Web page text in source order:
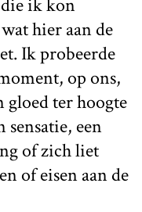
hier aan de
Ik probeerde
op ons,
gloed ter hoogte
een
of zich liet
of eisen aan de